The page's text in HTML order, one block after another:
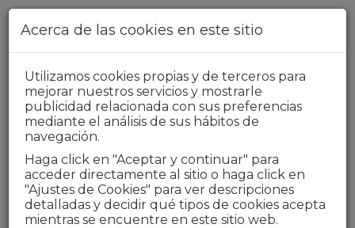
Pasar al contenido principal
+34 976 218 319
Formulario de búsqueda
Acerca de las cookies en este sitio
Utilizamos cookies propias y de terceros para
mejorar nuestros servicios y mostrarle
publicidad relacionada con sus preferencias
mediante el análisis de sus hábitos de
navegación.
Haga click en "Aceptar y continuar" para
acceder directamente al sitio o haga click en
"Ajustes de Cookies" para ver descripciones
detalladas y decidir qué tipos de cookies acepta
mientras se encuentre en este sitio web.